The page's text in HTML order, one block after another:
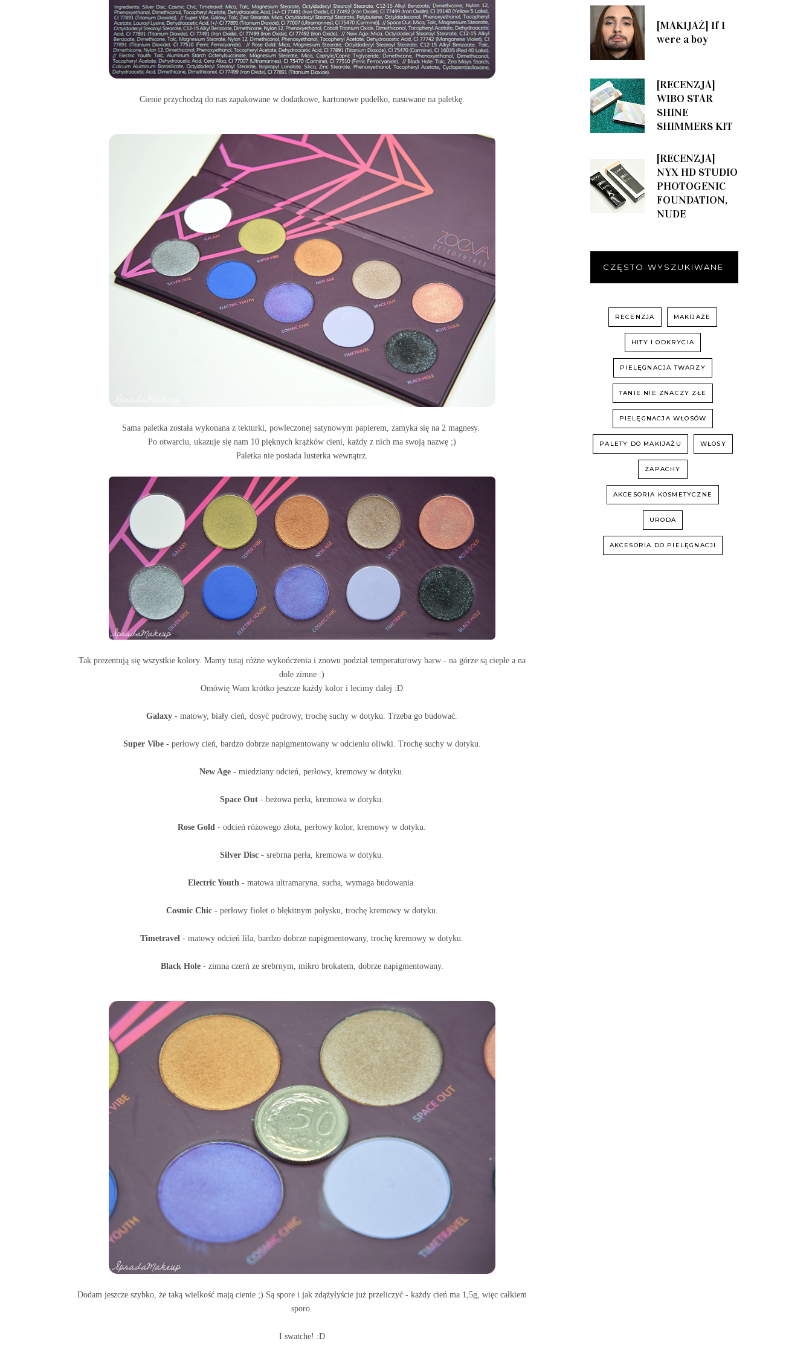
Cienie przychodzą do nas zapakowane w dodatkowe, kartonowe pudełko, nasuwane na paletkę.
Sama paletka została wykonana z tekturki, powleczonej satynowym papierem, zamyka się na 2 magnesy.
Po otwarciu, ukazuje się nam 10 pięknych krążków cieni, każdy z nich ma swoją nazwę ;)
Paletka nie posiada lusterka wewnątrz.
Tak prezentują się wszystkie kolory. Mamy tutaj różne wykończenia i znowu podział temperaturowy barw - na górze są ciepłe a na
dole zimne :)
Omówię Wam krótko jeszcze każdy kolor i lecimy dalej :D
Galaxy - matowy, biały cień, dosyć pudrowy, trochę suchy w dotyku. Trzeba go budować.
Super Vibe- perłowy cień, bardzo dobrze napigmentowany w odcieniu oliwki. Trochę suchy w dotyku.
New Age - miedziany odcień, perłowy, kremowy w dotyku.
Space Out - beżowa perła, kremowa w dotyku.
Rose Gold - odcień różowego złota, perłowy kolor, kremowy w dotyku.
Silver Disc - srebrna perła, kremowa w dotyku.
Electric Youth - matowa ultramaryna, sucha, wymaga budowania.
Cosmic Chic- perłowy fiolet o błękitnym połysku, trochę kremowy w dotyku.
Timetravel - matowy odcień lila, bardzo dobrze napigmentowany, trochę kremowy w dotyku.
Black Hole- zimna czerń ze srebrnym, mikro brokatem, dobrze napigmentowany.
Dodam jeszcze szybko, że taką wielkość mają cienie ;) Są spore i jak zdążyłyście już przeliczyć - każdy cień ma 1,5g, więc całkiem
sporo.
I swatche! :D
[MAKIJAŻ] If I
were a boy
[RECENZJA]
WIBO STAR
SHINE
SHIMMERS KIT
[RECENZJA]
NYX HD STUDIO
PHOTOGENIC
FOUNDATION,
NUDE
CZĘSTO WYSZUKIWANE
RECENZJA MAKIJAŻE
HITY I ODKRYCIA
PIELĘGNACJA TWARZY
TANIE NIE ZNACZY ZŁE
PIELĘGNACJA WŁOSÓW
PALETY DO MAKIJAŻU WŁOSY
ZAPACHY
AKCESORIA KOSMETYCZNE
URODA
AKCESORIA DO PIELĘGNACJI